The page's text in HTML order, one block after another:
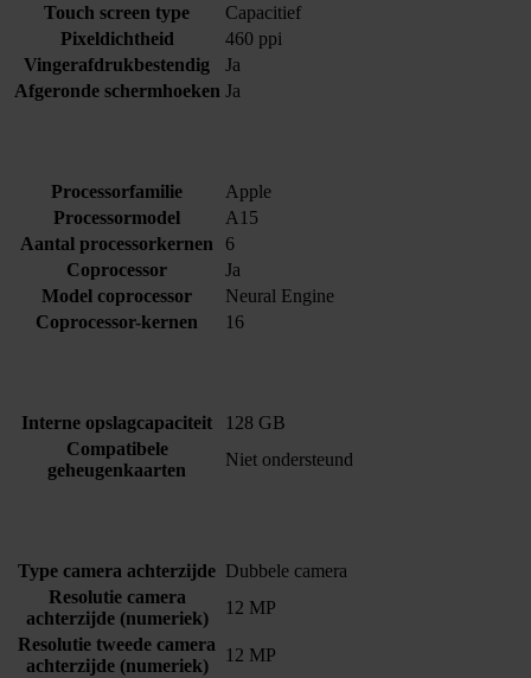
Touch screen type
Capacitief
Pixeldichtheid
460 ppi
Vingerafdrukbestendig
Ja
Afgeronde schermhoeken Ja
Processorfamilie
Apple
Processormodel
A15
Aantal processorkernen
6
Coprocessor
Ja
Model coprocessor
Neural Engine
Coprocessor-kernen
16
Interne opslagcapaciteit
128 GB
Compatibele
geheugenkaarten
Niet ondersteund
Type camera achterzijde Dubbele camera
Resolutie camera
achterzijde (numeriek)
12 MP
Resolutie tweede camera
achterzijde (numeriek)
12 MP